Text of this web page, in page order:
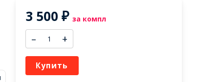
3 500 ₽ за компл
– +
Купить